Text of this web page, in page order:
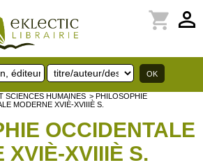
perm_identity
shopping_cart
SCIENCES HUMAINES > PHILOSOPHIE
MODERNE XVIÈ-XVIIIÈ S.
OCCIDENTALE
XVIÈ-XVIIIÈ S.